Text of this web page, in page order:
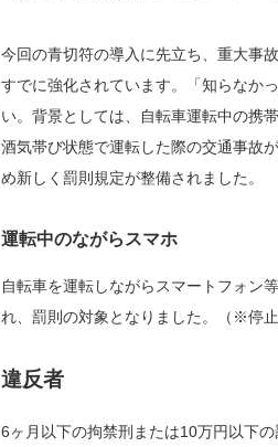
今回の青切符の導入に先立ち、重大事
すでに強化されています。「知らなか
い。背景としては、自転車運転中の携
酒気帯び状態で運転した際の交通事故
め新しく罰則規定が整備されました。
運転中のながらスマホ
自転車を運転しながらスマートフォン
れ、罰則の対象となりました。（※停止
違反者
6ヶ月以下の拘禁刑または10万円以下の